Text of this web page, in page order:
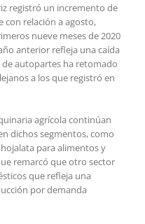
registró un incremento de
con relación a agosto,
nueve meses de 2020
anterior refleja una caída
de autopartes ha retomado
a los que registró en
agrícola continúan
dichos segmentos, como
para alimentos y
remarcó que otro sector
que refleja una
por demanda